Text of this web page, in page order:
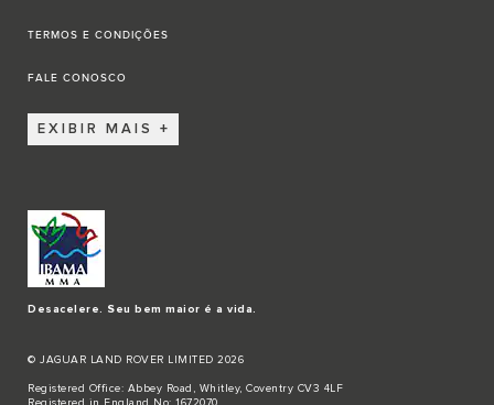
TERMOS E CONDIÇÕES
FALE CONOSCO
EXIBIR MAIS
Desacelere. Seu bem maior é a vida.
© JAGUAR LAND ROVER LIMITED 2026
Registered Office: Abbey Road, Whitley, Coventry CV3 4LF
Registered in England No: 1672070